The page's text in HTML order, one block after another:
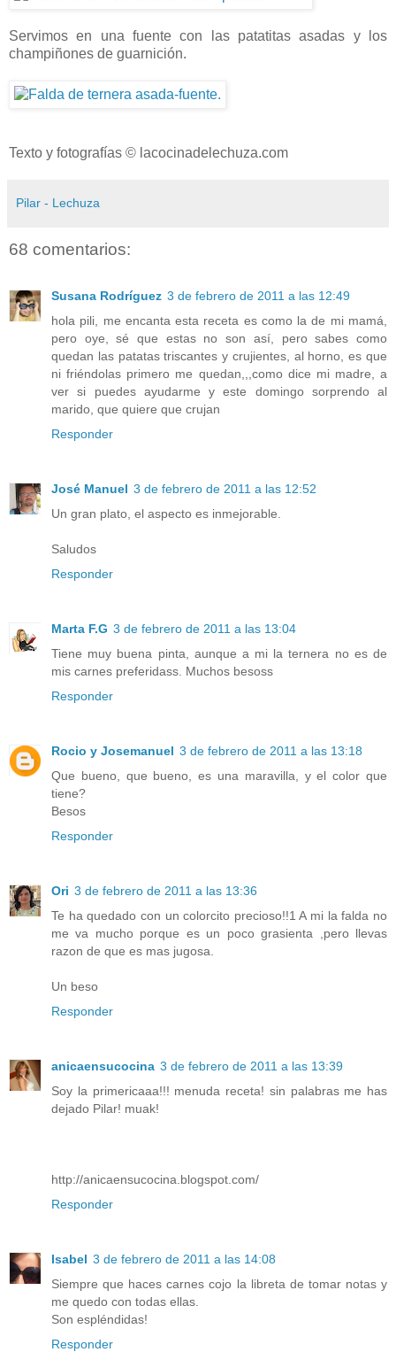
Servimos en una fuente con las patatitas asadas y los
champiñones de guarnición.
Texto y fotografías © lacocinadelechuza.com
Pilar - Lechuza
68 comentarios:
Susana Rodríguez 3 de febrero de 2011 a las 12:49
hola pili, me encanta esta receta es como la de mi mamá,
pero oye, sé que estas no son así, pero sabes como
quedan las patatas triscantes y crujientes, al horno, es que
ni friéndolas primero me quedan,,,como dice mi madre, a
ver si puedes ayudarme y este domingo sorprendo al
marido, que quiere que crujan
Responder
José Manuel 3 de febrero de 2011 a las 12:52
Un gran plato, el aspecto es inmejorable.
Saludos
Responder
Marta F.G 3 de febrero de 2011 a las 13:04
Tiene muy buena pinta, aunque a mi la ternera no es de
mis carnes preferidass. Muchos besoss
Responder
Rocio y Josemanuel 3 de febrero de 2011 a las 13:18
Que bueno, que bueno, es una maravilla, y el color que
tiene?
Besos
Responder
Ori 3 de febrero de 2011 a las 13:36
Te ha quedado con un colorcito precioso!!1 A mi la falda no
me va mucho porque es un poco grasienta ,pero llevas
razon de que es mas jugosa.
Un beso
Responder
anicaensucocina 3 de febrero de 2011 a las 13:39
Soy la primericaaa!!! menuda receta! sin palabras me has
dejado Pilar! muak!
http://anicaensucocina.blogspot.com/
Responder
Isabel 3 de febrero de 2011 a las 14:08
Siempre que haces carnes cojo la libreta de tomar notas y
me quedo con todas ellas.
Son espléndidas!
Responder